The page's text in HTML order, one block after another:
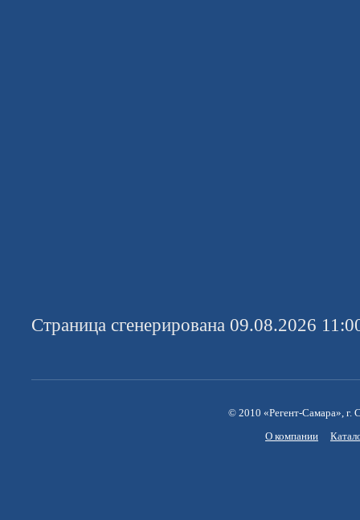
Страница сгенерирована 09.08.2026
© 2010 «Регент-Самара», г.
О компании